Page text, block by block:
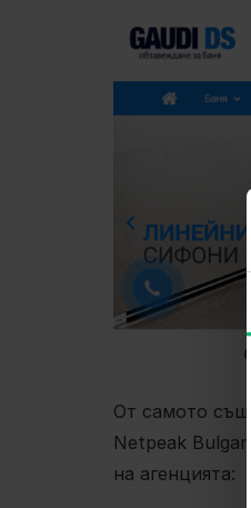
От самото
Netpeak
на агенцията: